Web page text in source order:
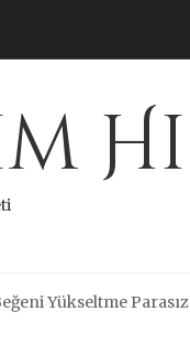
Yükseltme Parasız